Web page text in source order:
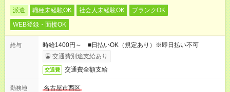
派遣 職種未経験OK 社会人未経験OK
ブランクOK
WEB登録・面接OK
給与
時給1400円～ ■日払いOK（規定あり）※即日払い不可
交通費別途支給あり
交通費 交通費全額支給
勤務地
名古屋市西区